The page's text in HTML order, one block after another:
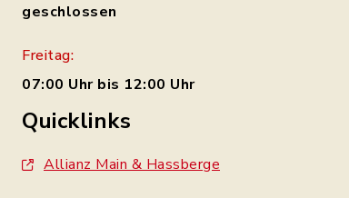
geschlossen
Freitag:
07:00 Uhr bis 12:00 Uhr
Quicklinks
Allianz Main & Hassberge